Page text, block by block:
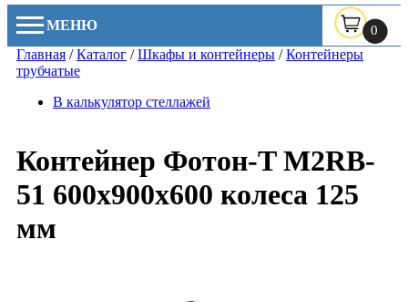
0
МЕНЮ
Главная /Каталог /Шкафы и контейнеры /Контейнеры
трубчатые
В калькулятор стеллажей
Контейнер Фотон-T M2RB-
51 600х900х600 колеса 125
мм